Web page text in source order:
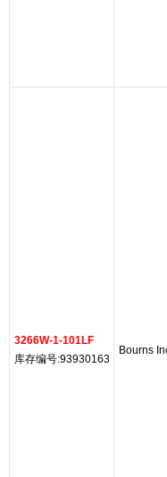
3266W-1-101LF
库存编号:93930163
Bourns